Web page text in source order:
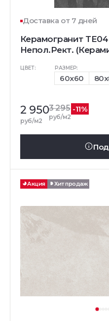
Доставка от 7 дней
Керамогранит
Непол.Рект.
ЦВЕТ: РАЗМЕР:
60x60
2 950
руб/м2
3 295
руб/м2
-11%
Акция Хит продаж